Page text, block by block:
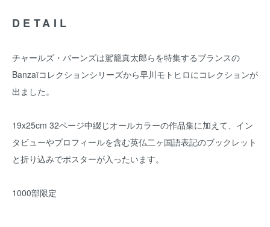
DETAIL
チャールズ・バーンズは駕籠真太郎らを特集するブランスの
Banzaïコレクションシリーズから早川モトヒロにコレクションが
出ました。
19x25cm 32ページ中綴じオールカラーの作品集に加えて、イン
タビューやプロフィールを含む英仏二ヶ国語表記のブックレット
と折り込みでポスターが入ったいます。
1000部限定